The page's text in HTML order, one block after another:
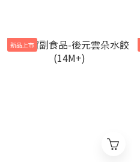
新品上市